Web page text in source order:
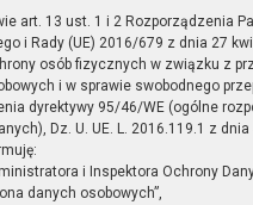
art. 13 ust. 1 i 2 Rozporządzenia
i Rady (UE) 2016/679 z dnia 27
osób fizycznych w związku z
i w sprawie swobodnego
dyrektywy 95/46/WE (ogólne
Dz. U. UE. L. 2016.119.1 z
i Inspektora Ochrony
danych osobowych”,